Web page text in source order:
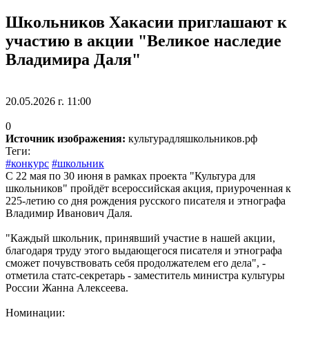
Школьников Хакасии приглашают к
участию в акции "Великое наследие
Владимира Даля"
20.05.2026 г. 11:00
0
Источник изображения: культурадляшкольников.рф
Теги:
#конкурс #школьник
С 22 мая по 30 июня в рамках проекта "Культура для
школьников" пройдёт всероссийская акция, приуроченная к
225-летию со дня рождения русского писателя и этнографа
Владимир Иванович Даля.
"Каждый школьник, принявший участие в нашей акции,
благодаря труду этого выдающегося писателя и этнографа
сможет почувствовать себя продолжателем его дела", -
отметила статс-секретарь - заместитель министра культуры
России Жанна Алексеева.
Номинации: